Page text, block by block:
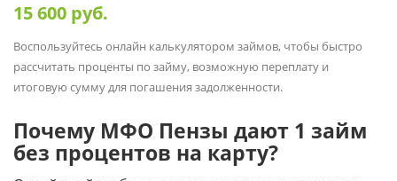
15 600 руб.
Воспользуйтесь онлайн калькулятором займов, чтобы быстро
рассчитать проценты по займу, возможную переплату и
итоговую сумму для погашения задолженности.
Почему МФО Пензы дают 1 займ
без процентов на карту?